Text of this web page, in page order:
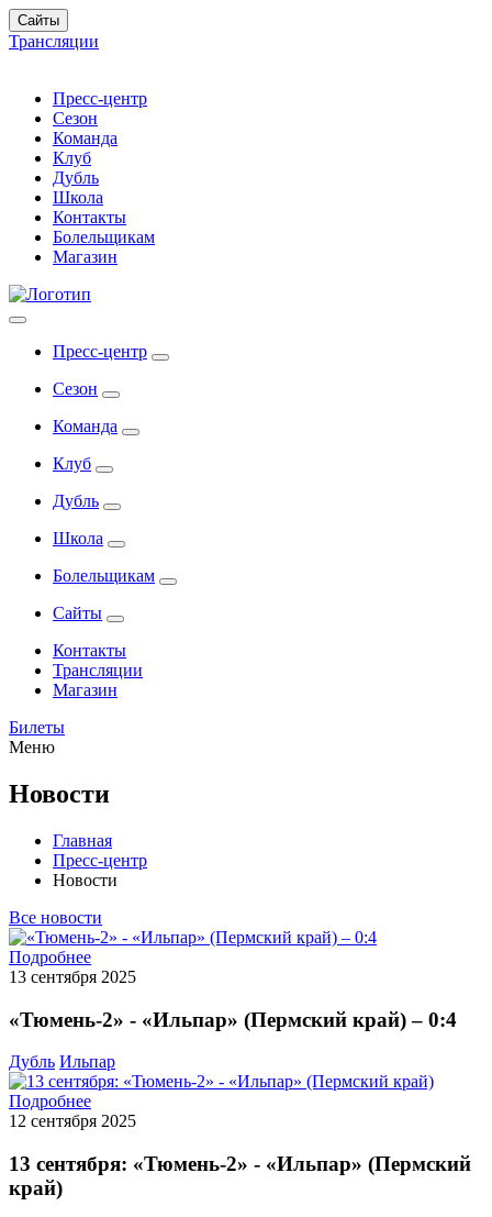
Сайты
Трансляции
Пресс-центр
Сезон
Команда
Клуб
Дубль
Школа
Контакты
Болельщикам
Магазин
Пресс-центр
Сезон
Команда
Клуб
Дубль
Школа
Болельщикам
Сайты
Контакты
Трансляции
Магазин
Билеты
Меню
Новости
Главная
Пресс-центр
Новости
Все новости
Подробнее
13 сентября 2025
«Тюмень-2» - «Ильпар» (Пермский край) – 0:4
Дубль Ильпар
Подробнее
12 сентября 2025
13 сентября: «Тюмень-2» - «Ильпар» (Пермский
край)